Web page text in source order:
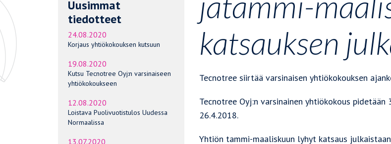
Uusimmat
tiedotteet
24.08.2020
Korjaus yhtiökokouksen kutsuun
19.08.2020
Kutsu Tecnotree Oyj:n varsinaiseen
yhtiökokoukseen
12.08.2020
Loistava Puolivuotistulos Uudessa
Normaalissa
13.07.2020
katsauksen
Tecnotree siirtää varsinaisen yhtiökokouksen
Tecnotree Oyj:n varsinainen yhtiökokous
26.4.2018.
Yhtiön tammi-maaliskuun lyhyt katsaus